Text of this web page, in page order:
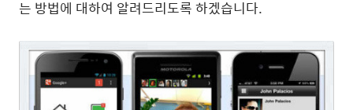
는 방법에 대하여 알려드리도록 하겠습니다.